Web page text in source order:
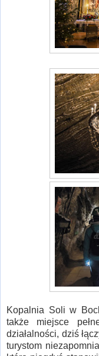
Kopalnia Soli w
także miejsce
działalności, dziś
turystom